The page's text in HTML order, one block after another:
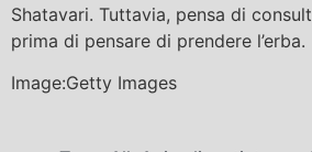
Shatavari. Tuttavia, pensa di
prima di pensare di prendere l’erba.
Image:Getty Images